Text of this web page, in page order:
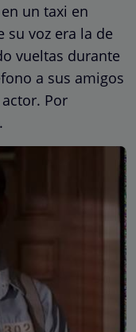
un taxi en
su voz era la de
vueltas durante
a sus amigos
Por